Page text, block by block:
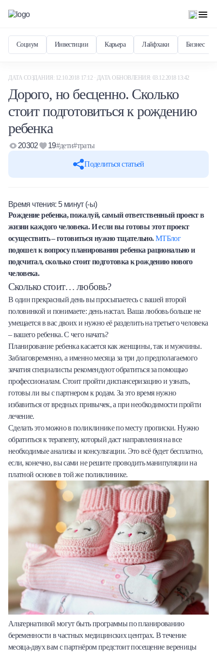
Социум Инвестиции Карьера Лайфхаки Бизнес
Халва
Онлайн-обменник
Премиальный сервис Prime Line
Мобильный банк MOBY
Потребительский кредит
Карта КАКТУС
Продукты для Бизнеса
ДАТА СОЗДАНИЯ: 12.10.2018 17:12 · ДАТА ОБНОВЛЕНИЯ: 03.12.2018 13:42
Дорого, но бесценно. Сколько
стоит подготовиться к рождению
ребенка
Поделиться статьей
20302 19#дети#траты
Время чтения:5 минут (-ы)
Рождение ребенка, пожалуй, самый ответственный проект в
жизни каждого человека. И если вы готовы этот проект
осуществить – готовиться нужно тщательно.МТБлог
подошел к вопросу планирования ребенка рационально и
подсчитал, сколько стоит подготовка к рождению нового
человека.
Сколько стоит… любовь?
В один прекрасный день вы просыпаетесь с вашей второй
половинкой и понимаете: день настал. Ваша любовь больше не
умещается в вас двоих и нужно её разделить на третьего человека
– вашего ребенка. С чего начать?
Планирование ребенка касается как женщины, так и мужчины.
Заблаговременно, а именно месяца за три до предполагаемого
зачатия специалисты рекомендуют обратиться за помощью
профессионалам. Стоит пройти диспансеризацию и узнать,
готовы ли вы с партнером к родам. За это время нужно
избавиться от вредных привычек, а при необходимости пройти
лечение.
Сделать это можно в поликлинике по месту прописки. Нужно
обратиться к терапевту, который даст направления на все
необходимые анализы и консультации. Это всё будет бесплатно,
если, конечно, вы сами не решите проводить манипуляции на
платной основе в той же поликлинике.
Альтернативой могут быть программы по планированию
беременности в частных медицинских центрах. В течение
месяца-двух вам с партнёром предстоит посещение вереницы